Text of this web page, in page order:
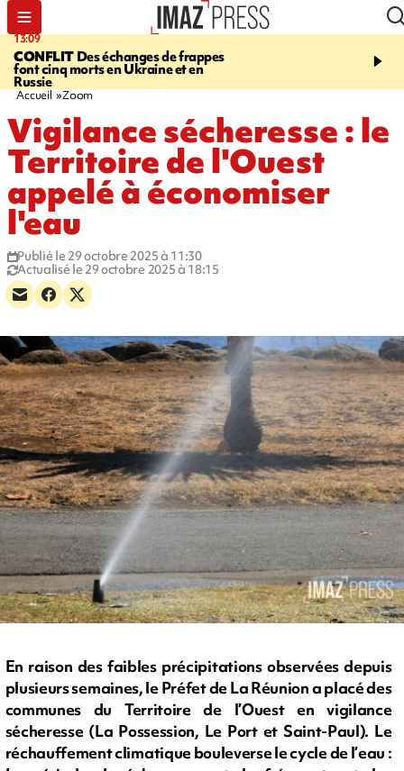
13:09
CONFLIT Des échanges de frappes
font cinq morts en Ukraine et en
Russie
17:14
Quatre
européennes pour les
Accueil Zoom
Vigilance sécheresse : le
Territoire de l'Ouest
appelé à économiser
l'eau
Publié le 29 octobre 2025 à 11:30
Actualisé le 29 octobre 2025 à 18:15
En raison des faibles précipitations observées depuis
plusieurs semaines, le Préfet de La Réunion a placé des
communes du Territoire de l’Ouest en vigilance
sécheresse (La Possession, Le Port et Saint-Paul). Le
réchauffement climatique bouleverse le cycle de l’eau :